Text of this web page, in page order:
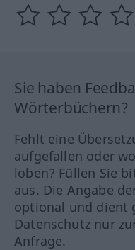
Sie haben
Wörterbüchern?
Fehlt eine
aufgefallen oder
loben? Füllen Sie
aus. Die Angabe
optional und dient
Datenschutz nur
Anfrage.